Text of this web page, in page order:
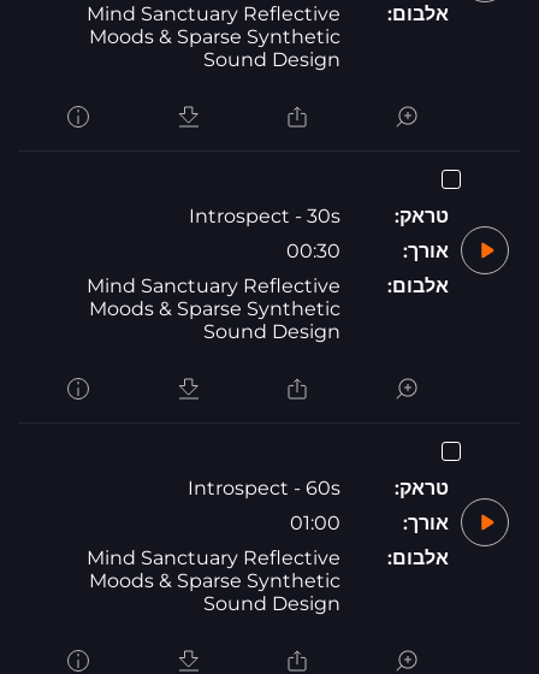
אלבום:
Mind Sanctuary Reflective
Moods & Sparse Synthetic
Sound Design
טראק:
Introspect - 30s
אורך:
00:30
אלבום:
Mind Sanctuary Reflective
Moods & Sparse Synthetic
Sound Design
טראק:
Introspect - 60s
אורך:
01:00
אלבום:
Mind Sanctuary Reflective
Moods & Sparse Synthetic
Sound Design